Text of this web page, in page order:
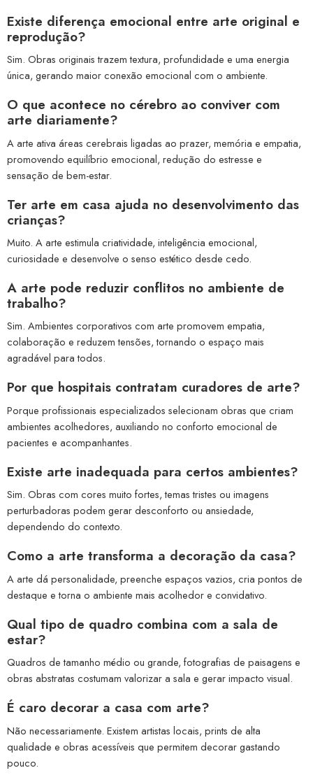
Existe diferença emocional entre arte original e
reprodução?
Sim. Obras originais trazem textura, profundidade e uma energia
única, gerando maior conexão emocional com o ambiente.
O que acontece no cérebro ao conviver com
arte diariamente?
A arte ativa áreas cerebrais ligadas ao prazer, memória e empatia,
promovendo equilíbrio emocional, redução do estresse e
sensação de bem-estar.
Ter arte em casa ajuda no desenvolvimento das
crianças?
Muito. A arte estimula criatividade, inteligência emocional,
curiosidade e desenvolve o senso estético desde cedo.
A arte pode reduzir conflitos no ambiente de
trabalho?
Sim. Ambientes corporativos com arte promovem empatia,
colaboração e reduzem tensões, tornando o espaço mais
agradável para todos.
Por que hospitais contratam curadores de arte?
Porque profissionais especializados selecionam obras que criam
ambientes acolhedores, auxiliando no conforto emocional de
pacientes e acompanhantes.
Existe arte inadequada para certos ambientes?
Sim. Obras com cores muito fortes, temas tristes ou imagens
perturbadoras podem gerar desconforto ou ansiedade,
dependendo do contexto.
Como a arte transforma a decoração da casa?
A arte dá personalidade, preenche espaços vazios, cria pontos de
destaque e torna o ambiente mais acolhedor e convidativo.
Qual tipo de quadro combina com a sala de
estar?
Quadros de tamanho médio ou grande, fotografias de paisagens e
obras abstratas costumam valorizar a sala e gerar impacto visual.
É caro decorar a casa com arte?
Não necessariamente. Existem artistas locais, prints de alta
qualidade e obras acessíveis que permitem decorar gastando
pouco.